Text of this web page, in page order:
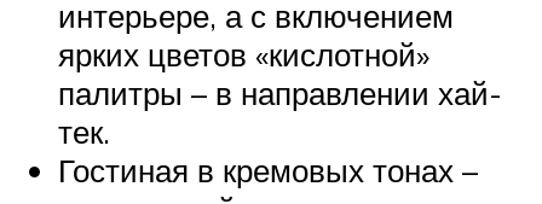
интерьере, а с включением
ярких цветов «кислотной»
палитры – в направлении хай-
тек.
Гостиная в кремовых тонах –